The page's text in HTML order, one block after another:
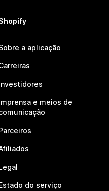
a aplicação
e meios de
do serviço